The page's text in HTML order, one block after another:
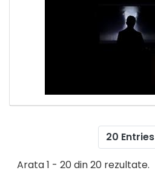
20 Entries
Arata 1 - 20 din 20 rezultate.